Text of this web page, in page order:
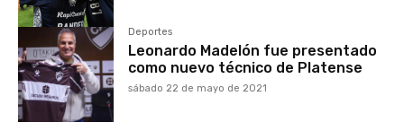
Deportes
Leonardo Madelón fue presentado
como nuevo técnico de Platense
sábado 22 de mayo de 2021